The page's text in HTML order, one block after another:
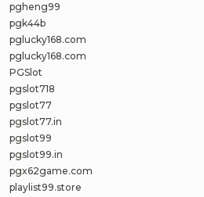
pgheng99
pgk44b
pglucky168.com
pglucky168.com
PGSlot
pgslot718
pgslot77
pgslot77.in
pgslot99
pgslot99.in
pgx62game.com
playlist99.store